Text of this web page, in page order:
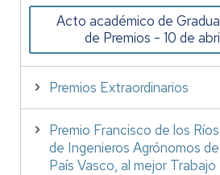
Acto académico de
de Premios - 10 de
Premios Extraordinarios
Premio Francisco de los
de Ingenieros Agrónomos
País Vasco, al mejor